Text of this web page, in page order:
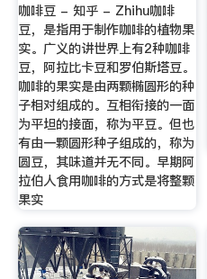
咖啡豆 - 知乎 - Zhihu咖啡
豆，是指用于制作咖啡的植物果
实。广义的讲世界上有2种咖啡
豆，阿拉比卡豆和罗伯斯塔豆。
咖啡的果实是由两颗椭圆形的种
子相对组成的。互相衔接的一面
为平坦的接面，称为平豆。但也
有由一颗圆形种子组成的，称为
圆豆，其味道并无不同。早期阿
拉伯人食用咖啡的方式是将整颗
果实